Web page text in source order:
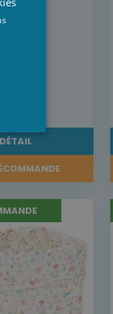
Little
DÉTAIL